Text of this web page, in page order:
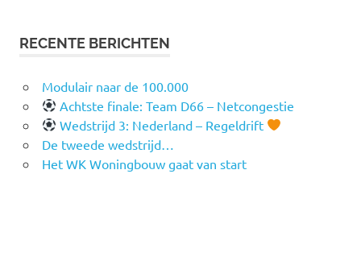
RECENTE BERICHTEN
Modulair naar de 100.000
Achtste finale: Team D66 – Netcongestie
Wedstrijd 3: Nederland – Regeldrift
De tweede wedstrijd…
Het WK Woningbouw gaat van start